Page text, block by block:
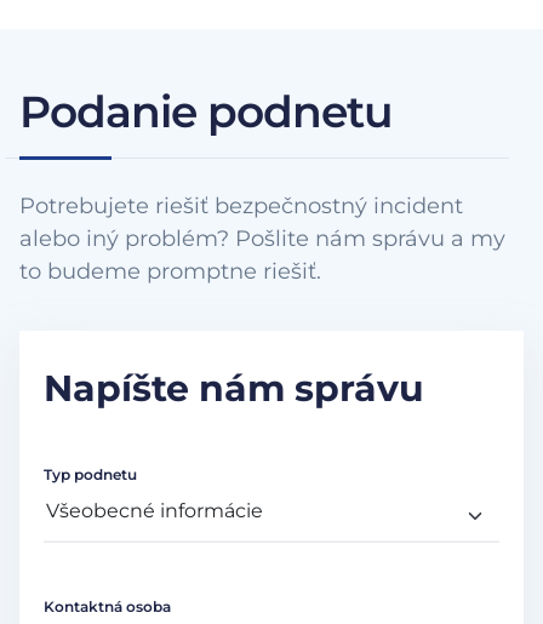
Podanie podnetu
Potrebujete riešiť bezpečnostný incident
alebo iný problém? Pošlite nám správu a my
to budeme promptne riešiť.
Napíšte nám správu
Typ podnetu
Kontaktná osoba